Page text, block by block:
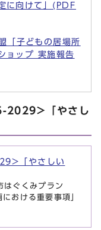
に向けて」(PDF
「子どもの居場所
ョップ 実施報告
2029>「やさし
「やさしい
はぐくみプラン
おける重要事項」